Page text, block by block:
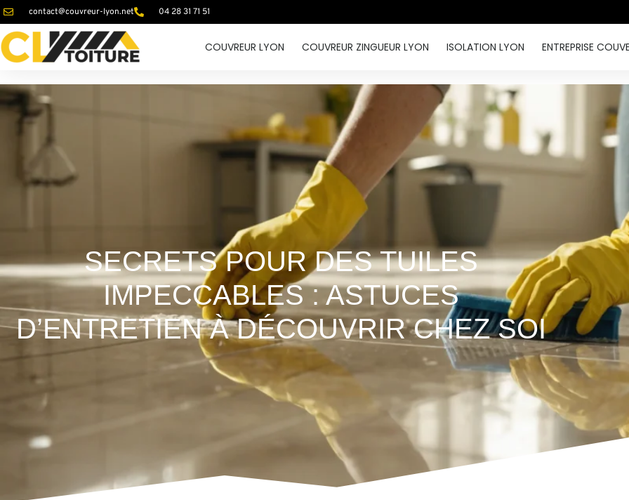
contact@couvreur-lyon.net 04 28 31 71 51
COUVREUR LYON COUVREUR ZINGUEUR LYON ISOLATION LYON ENTREPRISE
SECRETS POUR DES TUILES
IMPECCABLES : ASTUCES
D’ENTRETIEN À DÉCOUVRIR CHEZ SOI